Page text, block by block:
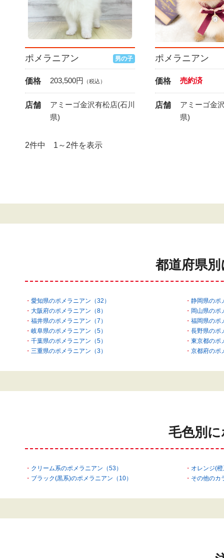
ポメラニアン 男の子
価格 203,500円 （税込）
店舗
アミーゴ金沢有松店(石川
県)
ポメラニアン
価格 売約済
店舗
アミーゴ金
県)
2件中 1～2件を表示
都道府県
愛知県のポメラニアン（32）
静岡県のポ
大阪府のポメラニアン（8）
岡山県のポ
福井県のポメラニアン（7）
福岡県のポ
岐阜県のポメラニアン（5）
長野県のポ
千葉県のポメラニアン（5）
東京都のポ
三重県のポメラニアン（3）
京都府のポ
毛色別
クリーム系のポメラニアン（53）
オレンジ(
ブラック(黒系)のポメラニアン（10）
その他のカ